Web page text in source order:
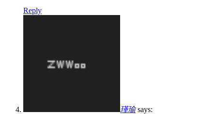
Reply
瑾瑜 says: